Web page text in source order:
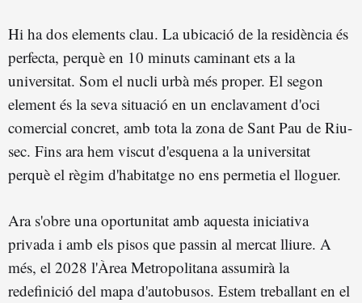
Hi ha dos elements clau. La ubicació de la residència és
perfecta, perquè en 10 minuts caminant ets a la
universitat. Som el nucli urbà més proper. El segon
element és la seva situació en un enclavament d'oci
comercial concret, amb tota la zona de Sant Pau de Riu-
sec. Fins ara hem viscut d'esquena a la universitat
perquè el règim d'habitatge no ens permetia el lloguer.
Ara s'obre una oportunitat amb aquesta iniciativa
privada i amb els pisos que passin al mercat lliure. A
més, el 2028 l'Àrea Metropolitana assumirà la
redefinició del mapa d'autobusos. Estem treballant en el